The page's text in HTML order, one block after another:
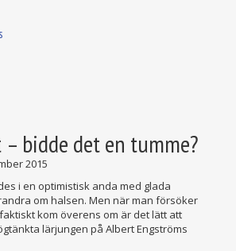
bidde det en tumme?
2015
i en optimistisk anda med glada
om halsen. Men när man försöker
kom överens om är det lätt att
lärjungen på Albert Engströms